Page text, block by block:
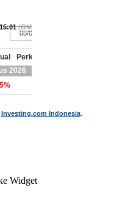
Investing.com Indonesia